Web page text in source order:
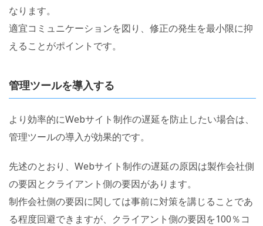
なります。
適宜コミュニケーションを図り、修正の発生を最小限に抑
えることがポイントです。
管理ツールを導入する
より効率的にWebサイト制作の遅延を防止したい場合は、
管理ツールの導入が効果的です。
先述のとおり、Webサイト制作の遅延の原因は製作会社側
の要因とクライアント側の要因があります。
制作会社側の要因に関しては事前に対策を講じることであ
る程度回避できますが、クライアント側の要因を100％コ